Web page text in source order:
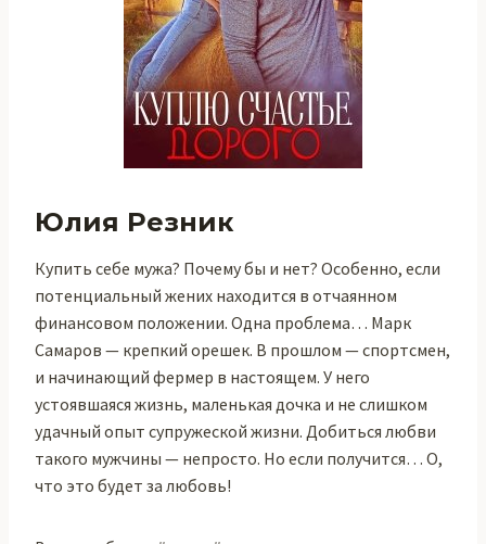
Юлия Резник
Купить себе мужа? Почему бы и нет? Особенно, если
потенциальный жених находится в отчаянном
финансовом положении. Одна проблема… Марк
Самаров — крепкий орешек. В прошлом — спортсмен,
и начинающий фермер в настоящем. У него
устоявшаяся жизнь, маленькая дочка и не слишком
удачный опыт супружеской жизни. Добиться любви
такого мужчины — непросто. Но если получится… О,
что это будет за любовь!